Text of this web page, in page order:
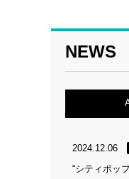
NEWS
2024.12.06
“シティポッ